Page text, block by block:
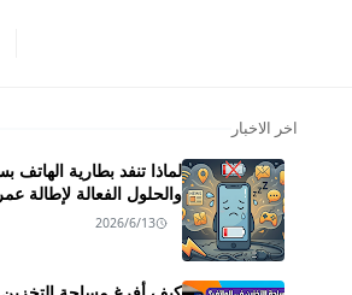
اخر الاخبار
لماذا تنفد بطارية الهاتف
والحلول الفعالة لإطالة
2026/6/13